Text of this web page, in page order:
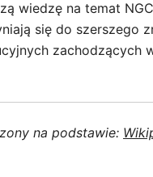
wiedzę na temat
się do szerszego
zachodzących
na podstawie: